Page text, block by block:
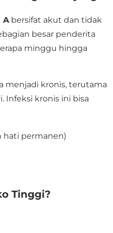
A bersifat akut dan tidak
besar penderita
minggu hingga
menjadi kronis, terutama
Infeksi kronis ini bisa
hati permanen)
Tinggi?